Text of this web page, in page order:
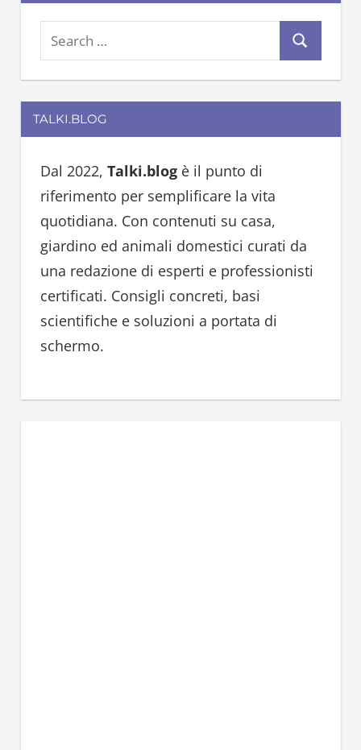
e
a
r
c
f
o
r
:
e
a
TALKI.BLOG
Dal 2022, Talki.blogè il punto di
riferimento per semplificare la vita
quotidiana. Con contenuti su casa,
giardino ed animali domestici curati da
una redazione di esperti e professionisti
certificati. Consigli concreti, basi
scientifiche e soluzioni a portata di
schermo.